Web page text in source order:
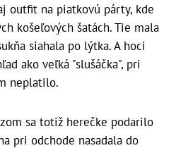
outfit na piatkovú párty, kde
košeľových šatách. Tie mala
siahala po lýtka. A hoci
ako veľká "slušáčka", pri
neplatilo.
sa totiž herečke podarilo
pri odchode nasadala do